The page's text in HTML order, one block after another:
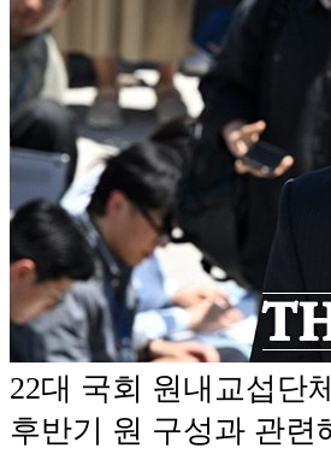
22대 국회 원내교섭단
후반기 원 구성과 관